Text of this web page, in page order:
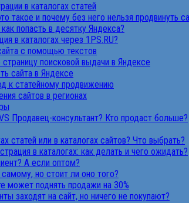
в каталогах статей
такое и почему без него нельзя продвинуть
попасть в десятку Яндекса?
в каталогах через 1PS.RU?
с помощью текстов
страницу поисковой выдачи в Яндексе
сайта в Яндексе
к статейному продвижению
сайтов в регионах
Продавец-консультант? Кто продаст больше?
статей или в каталогах сайтов? Что выбрать?
в каталогах: как делать и чего ожидать?
А если оптом?
но стоит ли оно того?
может поднять продажи на 30%
заходят на сайт, но ничего не покупают?